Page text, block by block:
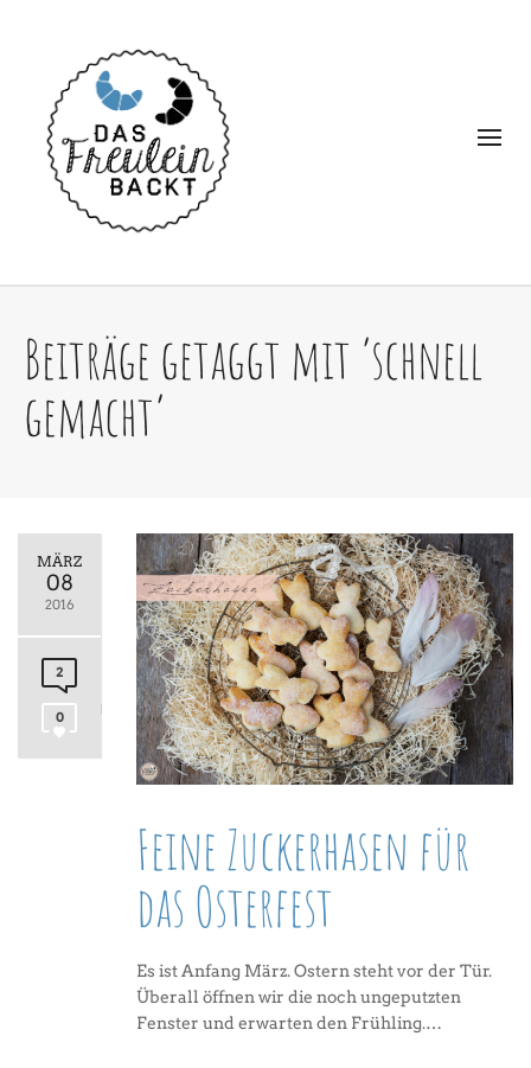
Beiträge getaggt mit ‘schnell
gemacht’
MÄRZ
08
2016
2
0
Feine Zuckerhasen für
das Osterfest
Es ist Anfang März. Ostern steht vor der Tür.
Überall öffnen wir die noch ungeputzten
Fenster und erwarten den Frühling.…